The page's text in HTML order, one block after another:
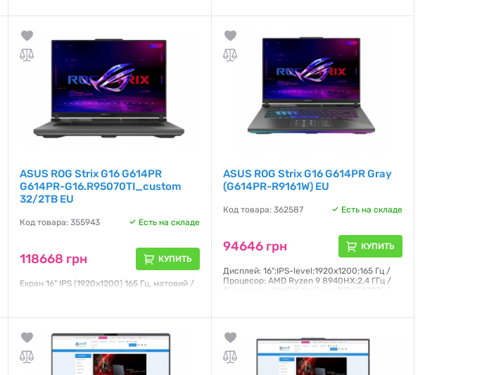
Гарантия:12 месяцев
Гарантия:
ASUS ROG Strix G16 G614PR
G614PR-G16.R95070TI_custom
32/2TB EU
Код товара: 355943 Есть на складе
118668 грн КУПИТЬ
Екран 16" IPS (1920x1200) 165 Гц, матовий /
Гарантия:12 месяцев
ASUS ROG Strix G16 G614PR Gray
(G614PR-R9161W) EU
Код товара: 362587 Есть на складе
94646 грн КУПИТЬ
Дисплей: 16";IPS-level;1920x1200;165 Гц /
Процесор: AMD Ryzen 9 8940HX;2,4 ГГц /
Відеокарта: NVIDIA GeForce RTX 5070Ti /
Гарантия: